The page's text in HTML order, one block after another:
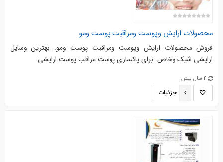
محصولات ارایش وپوست ومراقبت پوست ومو
فروش محصولات ارایش وپوست ومراقبت پوست ومو. بهترین وسایل
ارایشی شیک وخاص. برای پاکسازی پوست مراقب پوست ارایشی
4 سال پیش
جزئیات